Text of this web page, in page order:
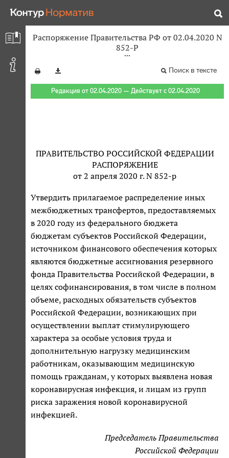
Распоряжение Правительства РФ от 02.04.2020 N
852-Р
Поиск в тексте
Редакция от 02.04.2020 — Действует с 02.04.2020
ПРАВИТЕЛЬСТВО РОССИЙСКОЙ ФЕДЕРАЦИИ
РАСПОРЯЖЕНИЕ
от 2 апреля 2020 г. N 852-р
Утвердить прилагаемое распределение иных
межбюджетных трансфертов, предоставляемых
в 2020 году из федерального бюджета
бюджетам субъектов Российской Федерации,
источником финансового обеспечения которых
являются бюджетные ассигнования резервного
фонда Правительства Российской Федерации, в
целях софинансирования, в том числе в полном
объеме, расходных обязательств субъектов
Российской Федерации, возникающих при
осуществлении выплат стимулирующего
характера за особые условия труда и
дополнительную нагрузку медицинским
работникам, оказывающим медицинскую
помощь гражданам, у которых выявлена новая
коронавирусная инфекция, и лицам из групп
риска заражения новой коронавирусной
инфекцией.
Председатель Правительства
Российской Федерации